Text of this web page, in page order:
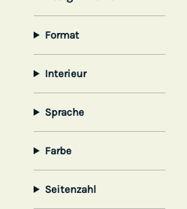
Format
Interieur
Sprache
Farbe
Seitenzahl